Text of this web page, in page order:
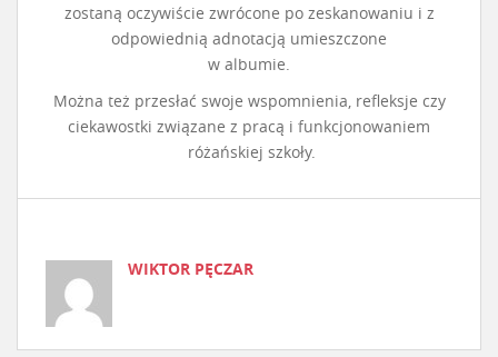
zostaną oczywiście zwrócone po zeskanowaniu i z
odpowiednią adnotacją umieszczone
w albumie.
Można też przesłać swoje wspomnienia, refleksje czy
ciekawostki związane z pracą i funkcjonowaniem
różańskiej szkoły.
WIKTOR PĘCZAR